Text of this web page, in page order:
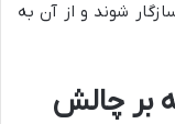
شوند و از آن به
بر چالش